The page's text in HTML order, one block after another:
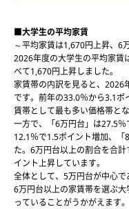
■大学生の平均家賃
～平均家賃は1,670円上昇、6
2026年度の大学生の平均家
べて1,670円上昇しました。
家賃帯の内訳を見ると、2026
です。前年の33.0％から3.1
賃帯として最も多い価格帯と
一方で、「6万円台」は27.5
12.1％で1.5ポイント増加、
た。6万円台以上の割合を合
イント上昇しています。
全体として、5万円台が中心
6万円台以上の家賃帯を選ぶ
っていることがうかがえます。